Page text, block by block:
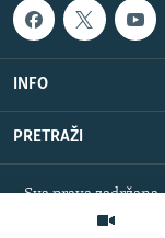
INFO
PRETRAŽI
Sva prava
RFE/RL, Inc.